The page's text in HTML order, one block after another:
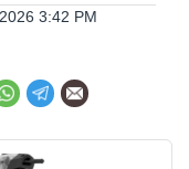
3:42 PM